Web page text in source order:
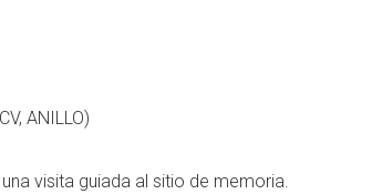
ANILLO)
visita guiada al sitio de memoria.